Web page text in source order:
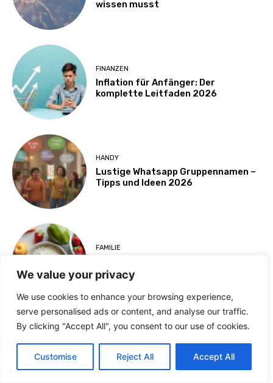
We value your privacy
We use cookies to enhance your browsing experience,
serve personalised ads or content, and analyse our traffic.
By clicking "Accept All", you consent to our use of cookies.
Customise Reject All Accept All
wissen musst
FINANZEN
Inflation für Anfänger: Der
komplette Leitfaden 2026
HANDY
Lustige Whatsapp Gruppennamen –
Tipps und Ideen 2026
FAMILIE
Alltag 2026
Urlaub mit Kindern in Deutschland
2026 – Die besten Ziele